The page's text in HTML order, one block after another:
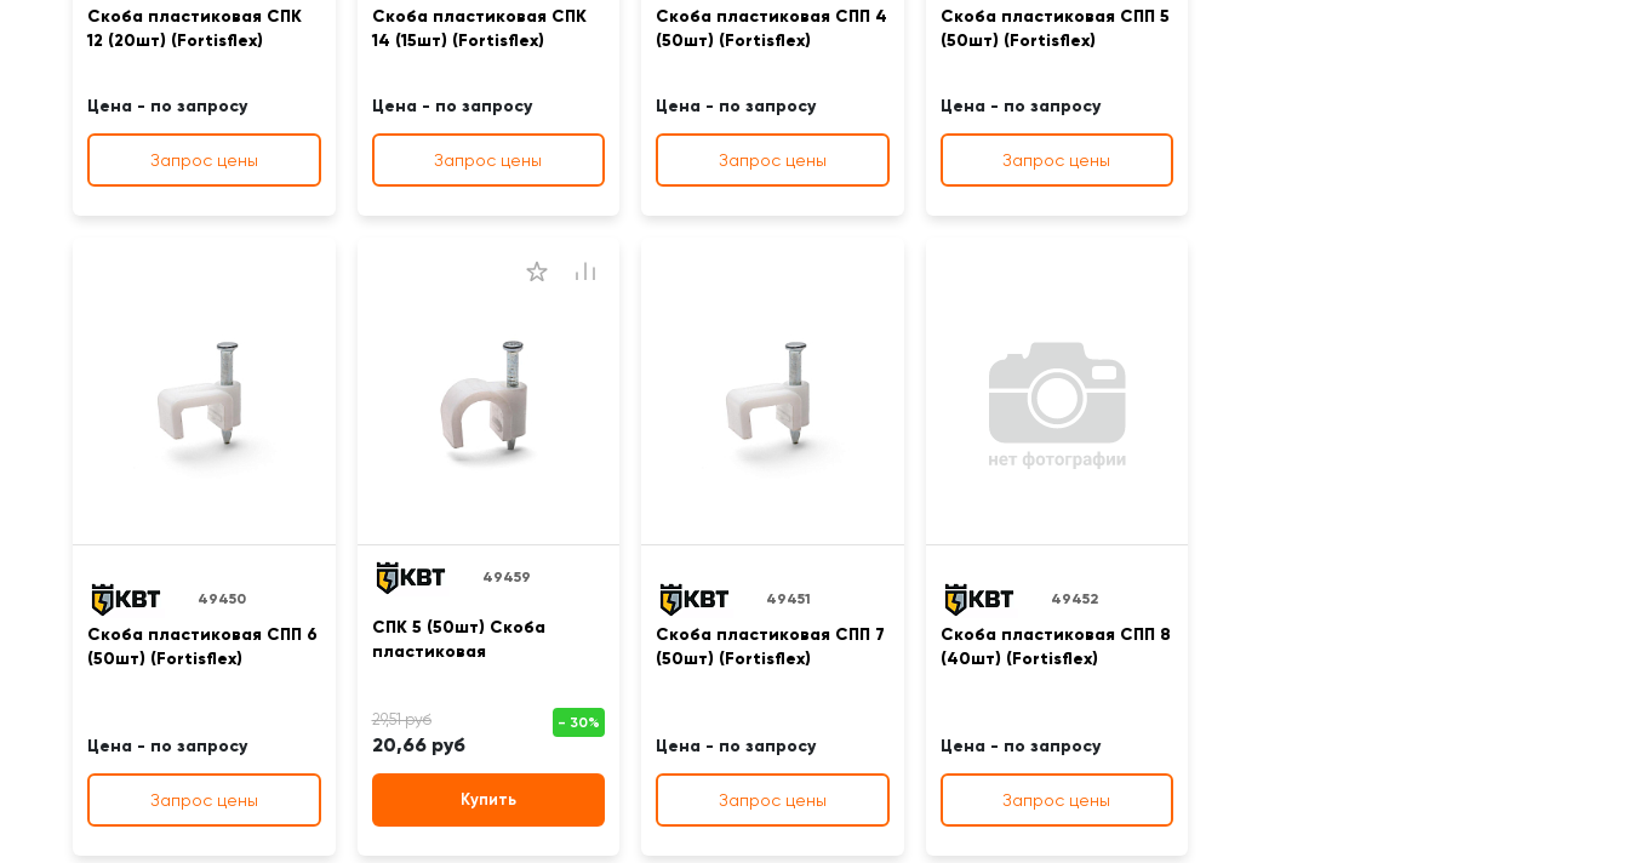
Скоба пластиковая СПК
12 (20шт) (Fortisflex)
Цена - по запросу
Запрос цены
Скоба пластиковая СПК
14 (15шт) (Fortisflex)
Цена - по запросу
Запрос цены
Скоба пластиковая СПП 4
(50шт) (Fortisflex)
Цена - по запросу
Запрос цены
Скоба пластиковая СПП 5
(50шт) (Fortisflex)
Цена - по запросу
Запрос цены
49450
Скоба пластиковая СПП 6
(50шт) (Fortisflex)
Цена - по запросу
Запрос цены
49459
СПК 5 (50шт) Скоба
пластиковая
20,66 руб
Купить
49451
Скоба пластиковая СПП 7
(50шт) (Fortisflex)
Цена - по запросу
Запрос цены
49452
Скоба пластиковая СПП 8
(40шт) (Fortisflex)
Цена - по запросу
Запрос цены